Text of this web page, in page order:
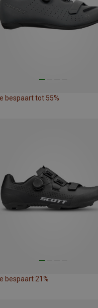
bespaart tot 55%
bespaart 21%